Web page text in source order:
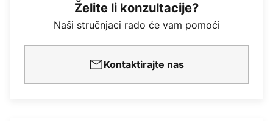
Želite li konzultacije?
Naši stručnjaci rado će vam pomoći
Kontaktirajte nas